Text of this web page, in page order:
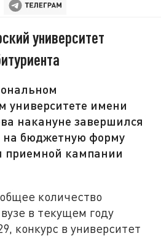
университет
университете имени
накануне завершился
на бюджетную форму
приемной кампании
количество
в текущем году
конкурс в университет